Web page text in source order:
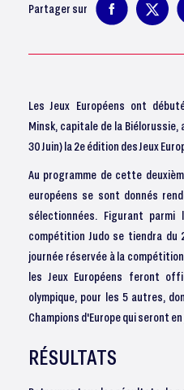
Partager sur
Les Jeux Européens ont
Minsk, capitale de la
30 Juin) la 2e édition des Jeux
Au programme de cette
européens se sont donnés
sélectionnées. Figurant
compétition Judo se tiendra du
journée réservée à la
les Jeux Européens feront
olympique, pour les 5 autres,
Champions d'Europe qui seront en
RÉSULTATS